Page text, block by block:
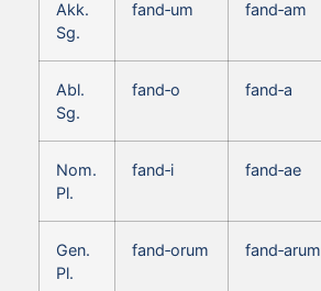
Akk.
Sg.
fand‑um fand‑am
Abl.
Sg.
fand‑o fand‑a
Nom.
Pl.
fand‑i fand‑ae
Gen.
Pl.
fand‑orum fand‑arum